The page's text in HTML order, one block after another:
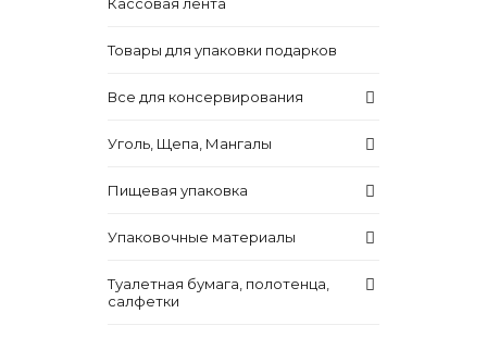
Кассовая лента
Товары для упаковки подарков
Все для консервирования
Уголь, Щепа, Мангалы
Пищевая упаковка
Упаковочные материалы
Туалетная бумага, полотенца,
салфетки